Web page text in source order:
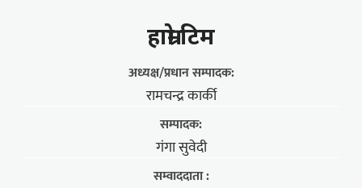
हाम्राे टिम
अध्यक्ष/प्रधान सम्पादक:
रामचन्द्र कार्की
सम्पादक:
गंगा सुवेदी
सम्वाददाता :